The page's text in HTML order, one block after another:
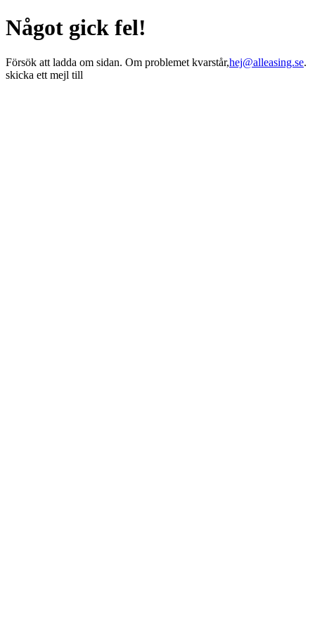
Något gick fel!
Försök att ladda om sidan. Om problemet kvarstår,hej@alleasing.se.
skicka ett mejl till